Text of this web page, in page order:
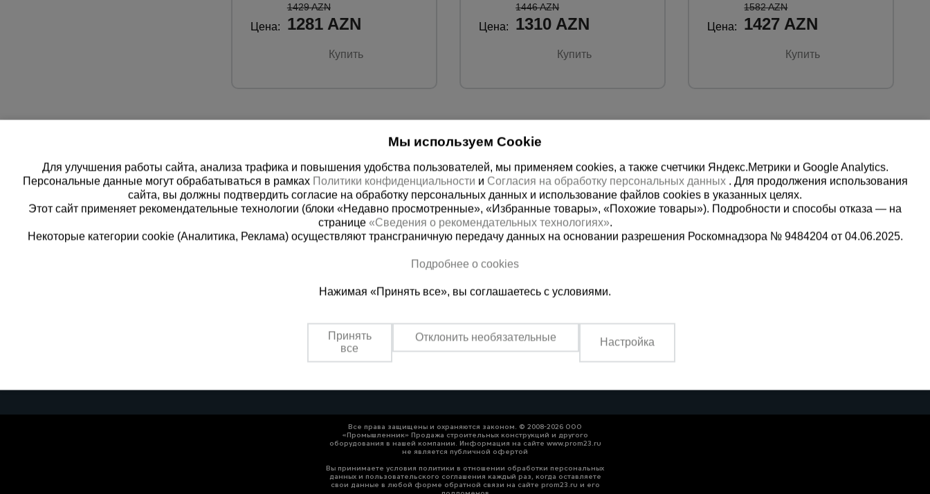
Цена:
1429 AZN
1281 AZN
Купить
Цена:
1446 AZN
1310 AZN
Купить
Цена:
1582 AZN
1427 AZN
Купить
8 (800) 200-25-90
бесплатно по России
+994 55 388 22 82
Пн.-Пт. 9:00 - 18:00 Сб. 10:00-14:00 Вс. выходной
Все права защищены и охраняются законом. © 2008-2026 ООО
«Промышленник» Продажа строительных конструкций и другого
оборудования в нашей компании. Информация на сайте www.prom23.ru
не является публичной офертой
Вы принимаете условия политики в отношении обработки персональных
данных и пользовательского соглашения каждый раз, когда оставляете
свои данные в любой форме обратной связи на сайте prom23.ru и его
Мы используем Cookie
Для улучшения работы сайта, анализа трафика и повышения удобства пользователей, мы применяем cookies, а также счетчики Яндекс.Метрики и Google Analytics.
Персональные данные могут обрабатываться в рамках Политики конфиденциальности и Согласия на обработку персональных данных . Для продолжения использования
сайта, вы должны подтвердить согласие на обработку персональных данных и использование файлов cookies в указанных целях.
Этот сайт применяет рекомендательные технологии (блоки «Недавно просмотренные», «Избранные товары», «Похожие товары»). Подробности и способы отказа — на
странице «Сведения о рекомендательных технологиях».
Некоторые категории cookie (Аналитика, Реклама) осуществляют трансграничную передачу данных на основании разрешения Роскомнадзора № 9484204 от 04.06.2025.
Подробнее о cookies
Нажимая «Принять все», вы соглашаетесь с условиями.
Принять
все
Отклонить необязательные Настройка